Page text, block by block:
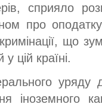
сприяло
про
що
у цій країні.
уряду
іноземного